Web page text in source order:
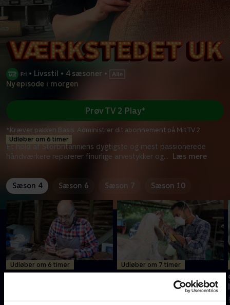
• Livsstil • 4 sæsoner •
Ny episode i morgen
Udløber om 6 timer
Et hold af Storbritanniens dygtigste og mest passionerede
håndværkere reparerer finurlige arvestykker og... Læs mere
Prøv TV 2 Play*
*Kræver pakken Basis. Administrer dit abonnement på Mit TV 2.
Sæson 4 Sæson 6 Sæson 7 Sæson 10
Udløber om 6 timer
En over 100 år gammel
Udløber om 7 timer
8. Gyngehest og
flippermaskine
Tårerne får frit løb, når